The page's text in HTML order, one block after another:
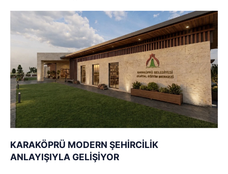
KARAKÖPRÜ MODERN ŞEHİRCİLİK
ANLAYIŞIYLA GELİŞİYOR